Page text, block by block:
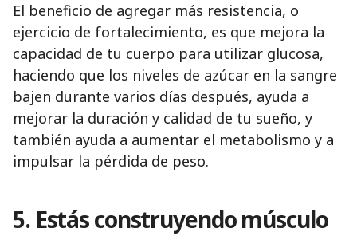
El beneficio de agregar más resistencia, o
ejercicio de fortalecimiento, es que mejora la
capacidad de tu cuerpo para utilizar glucosa,
haciendo que los niveles de azúcar en la sangre
bajen durante varios días después, ayuda a
mejorar la duración y calidad de tu sueño, y
también ayuda a aumentar el metabolismo y a
impulsar la pérdida de peso.
5. Estás construyendo músculo